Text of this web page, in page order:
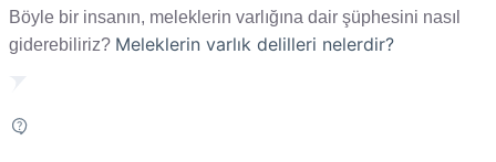
Böyle bir insanın, meleklerin varlığına dair şüphesini nasıl
giderebiliriz? Meleklerin varlık delilleri nelerdir?